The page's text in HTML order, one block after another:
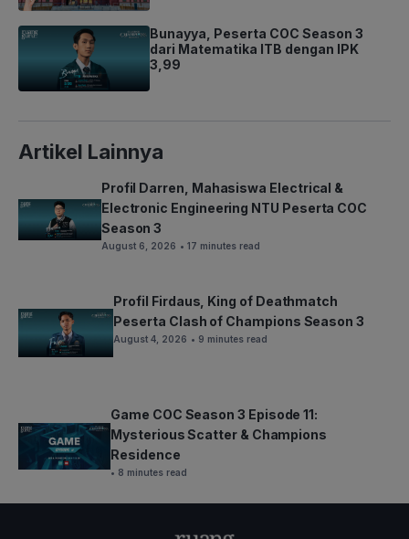
Bunayya, Peserta COC Season 3
dari Matematika ITB dengan IPK
3,99
Artikel Lainnya
Profil Darren, Mahasiswa Electrical &
Electronic Engineering NTU Peserta COC
Season 3
August 6, 2026 • 17 minutes read
Profil Firdaus, King of Deathmatch
Peserta Clash of Champions Season 3
August 4, 2026 • 9 minutes read
Game COC Season 3 Episode 11:
Mysterious Scatter & Champions
Residence
• 8 minutes read